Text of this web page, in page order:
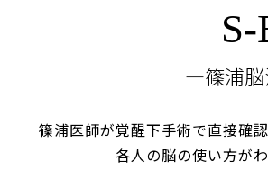
篠浦
篠浦医師が覚醒下手術で直接確
各人の脳の使い方が